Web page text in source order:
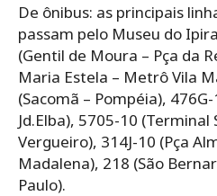
De ônibus: as principais
passam pelo Museu do
(Gentil de Moura – Pça da
Maria Estela – Metrô Vila
(Sacomã – Pompéia),
Jd.Elba), 5705-10
Vergueiro), 314J-10 (Pça
Madalena), 218 (São
Paulo).